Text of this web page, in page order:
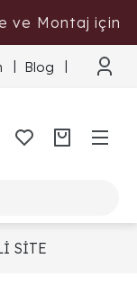
ve Montaj için
Blog
SİTE